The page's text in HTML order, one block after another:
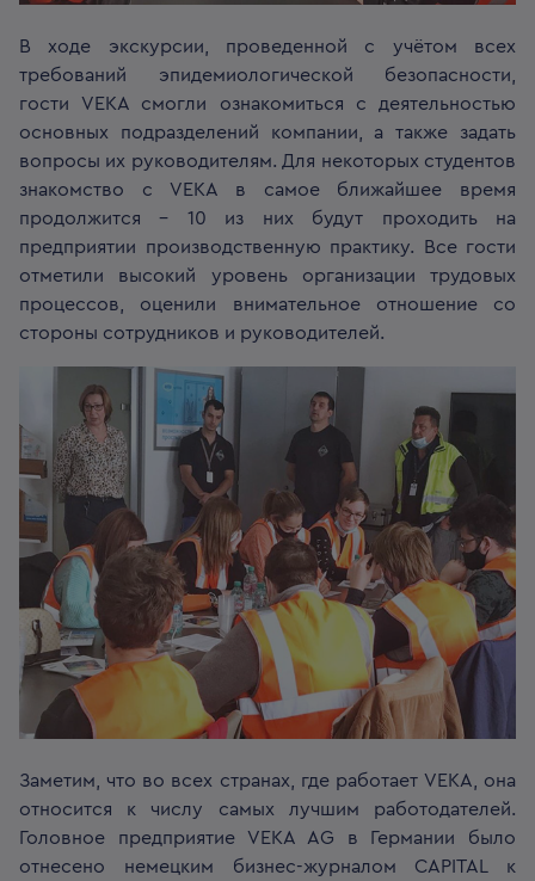
В ходе экскурсии, проведенной с учётом всех
требований эпидемиологической безопасности,
гости VEKA смогли ознакомиться с деятельностью
основных подразделений компании, а также задать
вопросы их руководителям. Для некоторых студентов
знакомство с VEKA в самое ближайшее время
продолжится – 10 из них будут проходить на
предприятии производственную практику. Все гости
отметили высокий уровень организации трудовых
процессов, оценили внимательное отношение со
стороны сотрудников и руководителей.
Заметим, что во всех странах, где работает VEKA, она
относится к числу самых лучшим работодателей.
Головное предприятие VEKA AG в Германии было
отнесено немецким бизнес-журналом CAPITAL к